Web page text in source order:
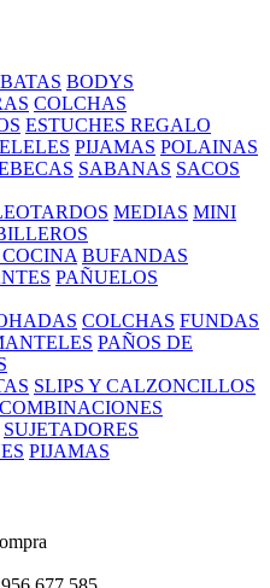
BATAS BODYS
COLCHAS
ESTUCHES REGALO
PIJAMAS POLAINAS
SABANAS SACOS
MEDIAS MINI
BUFANDAS
PAÑUELOS
COLCHAS FUNDAS
PAÑOS DE
SLIPS Y CALZONCILLOS
COMBINACIONES
SUJETADORES
PIJAMAS